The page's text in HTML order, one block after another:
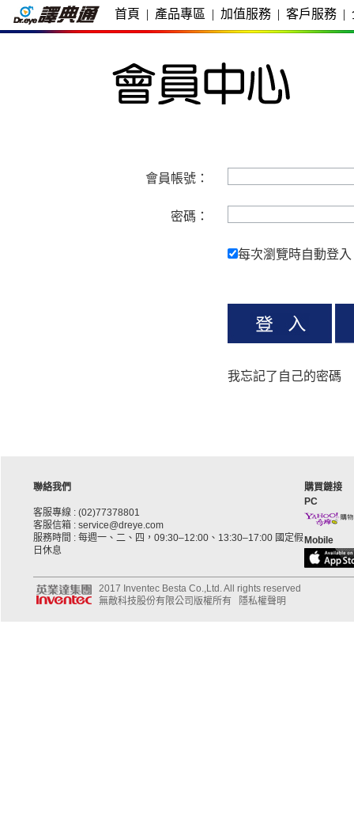
首頁 | 產品專區 | 加值服務 | 客戶服務 |
會員帳號：
密碼：
每次瀏覽時自動登入
我忘記了自己的密碼
聯絡我們
客服專線 : (02)77378801
客服信箱 : service@dreye.com
服務時間 : 每週一、二、四，09:30–12:00、13:30–17:00 國定假
日休息
購買鏈接
PC
Mobile
2017 Inventec Besta Co.,Ltd. All rights reserved
無敵科技股份有限公司版權所有
隱私權聲明